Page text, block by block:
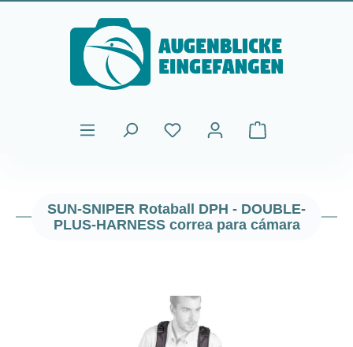
Saltar al contenido principal
El carrito de
SUN-SNIPER Rotaball DPH - DOUBLE-
PLUS-HARNESS correa para cámara